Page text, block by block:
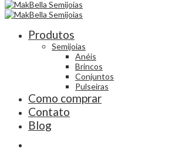
Produtos
Semijoias
Anéis
Brincos
Conjuntos
Pulseiras
Como comprar
Contato
Blog